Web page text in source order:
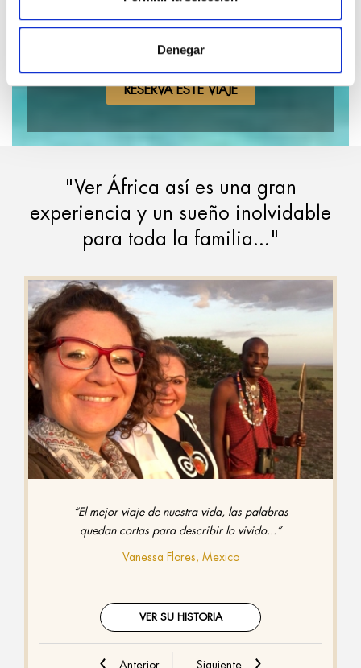
Denegar
La forma más auténtica y lujosa de vivir un
Safari en África
RESERVA ESTE VIAJE
"Ver África así es una gran
experiencia y un sueño inolvidable
para toda la familia..."
“El mejor viaje de nuestra vida, las palabras
quedan cortas para describir lo vivido...”
Vanessa Flores, Mexico
VER SU HISTORIA
Anterior Siguiente